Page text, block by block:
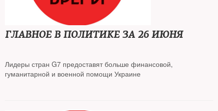
ГЛАВНОЕ В ПОЛИТИКЕ ЗА 26 ИЮНЯ
Лидеры стран G7 предоставят больше финансовой,
гуманитарной и военной помощи Украине